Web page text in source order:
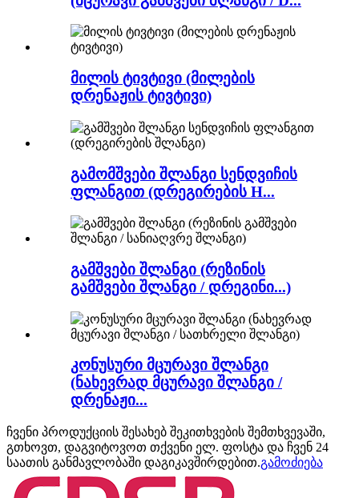
მილის ტივტივი (მილების
დრენაჟის ტივტივი)
გამომშვები შლანგი სენდვიჩის
ფლანგით (დრეგირების H...
გამშვები შლანგი (რეზინის
გამშვები შლანგი / დრეგინი...)
კონუსური მცურავი შლანგი
(ნახევრად მცურავი შლანგი /
დრენაჟი...
ჩვენი პროდუქციის შესახებ შეკითხვების შემთხვევაში,
გთხოვთ, დაგვიტოვოთ თქვენი ელ. ფოსტა და ჩვენ 24
საათის განმავლობაში დაგიკავშირდებით.გამოძიება